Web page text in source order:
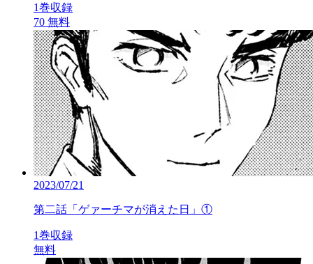
1巻収録
70 無料
2023/07/21
第二話「ゲァーチマが消えた日」①
1巻収録
無料